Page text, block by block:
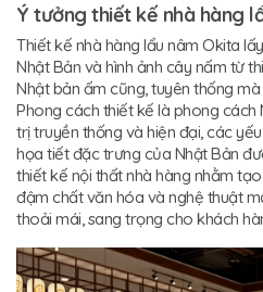
Ý tưởng thiết kế nhà hàng
Thiết kế nhà hàng lẩu nâm Okita
Nhật Bản và hình ảnh cây nấm từ
Nhật bản ấm cũng, tuyên thống
Phong cách thiết kế là phong
trị truyền thống và hiện đại, các
họa tiết đặc trưng của Nhật Bản
thiết kế nội thất nhà hàng nhằm
đậm chất văn hóa và nghệ thuật
thoải mái, sang trọng cho khách